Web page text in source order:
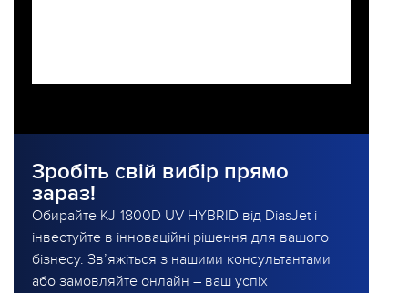
Зробіть свій вибір прямо
зараз!
Обирайте KJ-1800D UV HYBRID від DiasJet і
інвестуйте в інноваційні рішення для вашого
бізнесу. Зв’яжіться з нашими консультантами
або замовляйте онлайн – ваш успіх